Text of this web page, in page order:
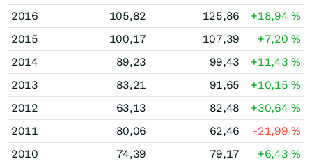
2016
105,82 125,86 +18,94%
2015
100,17 107,39 +7,20%
2014
89,23 99,43 +11,43%
2013
83,21 91,65 +10,15%
2012
63,13 82,48 +30,64%
2011
80,06 62,46 -21,99%
2010
74,39 79,17 +6,43%